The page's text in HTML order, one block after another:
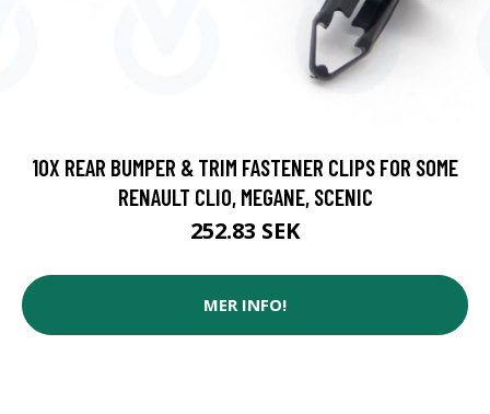
10X REAR BUMPER & TRIM FASTENER CLIPS FOR SOME
RENAULT CLIO, MEGANE, SCENIC
252.83 SEK
MER INFO!